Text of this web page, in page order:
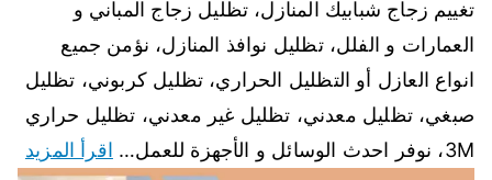
تغييم زجاج شبابيك المنازل، تظليل زجاج المباني و
العمارات و الفلل، تظليل نوافذ المنازل، نؤمن جميع
انواع العازل أو التظليل الحراري، تظليل كربوني، تظليل
صبغي، تظليل معدني، تظليل غير معدني، تظليل حراري
3M، نوفر احدث الوسائل و الأجهزة للعمل…
اقرأ المزيد